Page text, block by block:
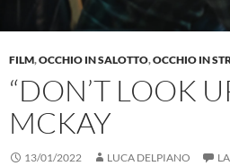
FILM,OCCHIO IN SALOTTO,OCCHIO IN
“DON’T LOOK
MCKAY
13/01/2022 LUCA DELPIANO